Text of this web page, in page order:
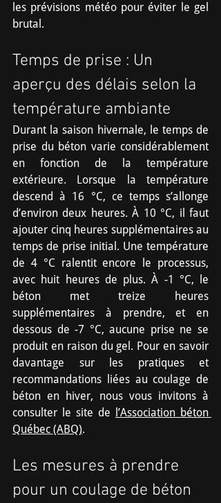
les prévisions météo pour éviter le gel
brutal.
Temps de prise : Un
aperçu des délais selon la
température ambiante
Durant la saison hivernale, le temps de
prise du béton varie considérablement
en fonction de la température
extérieure. Lorsque la température
descend à 16 °C, ce temps s’allonge
d’environ deux heures. À 10 °C, il faut
ajouter cinq heures supplémentaires au
temps de prise initial. Une température
de 4 °C ralentit encore le processus,
avec huit heures de plus. À -1 °C, le
béton met treize heures
supplémentaires à prendre, et en
dessous de -7 °C, aucune prise ne se
produit en raison du gel. Pour en savoir
davantage sur les pratiques et
recommandations liées au coulage de
béton en hiver, nous vous invitons à
consulter le site de
l’Association béton
Québec (ABQ).
Les mesures à prendre
pour un coulage de béton